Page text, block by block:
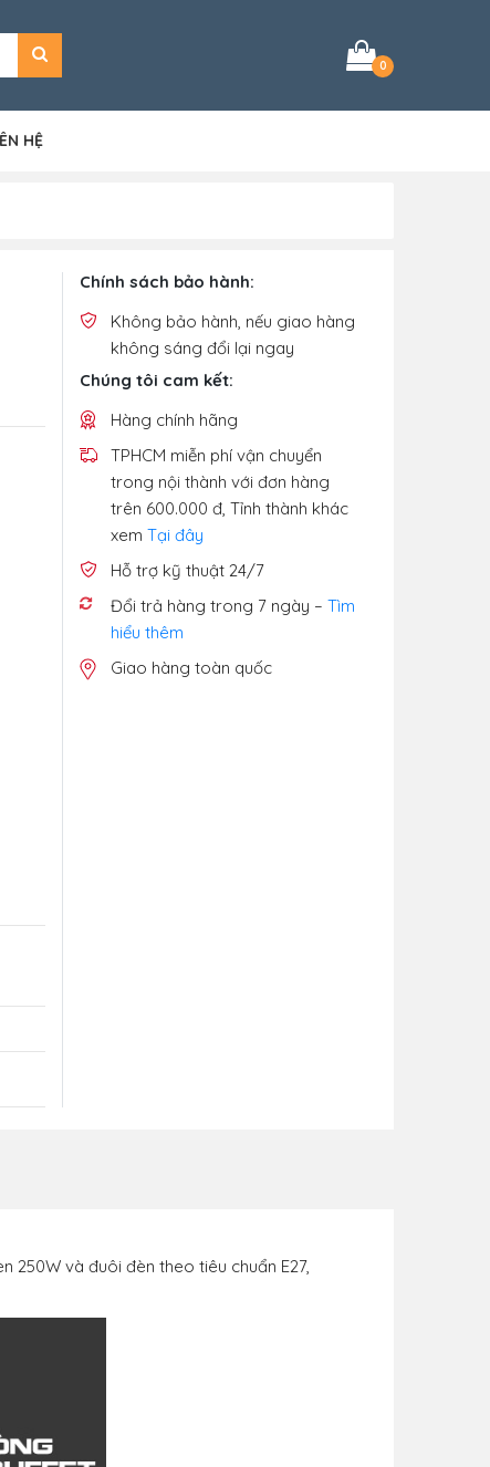
0
HỆ
Chính sách bảo hành:
Không bảo hành, nếu giao hàng
không sáng đổi lại ngay
Chúng tôi cam kết:
Hàng chính hãng
TPHCM miễn phí vận chuyển
trong nội thành với đơn hàng
trên 600.000 đ, Tỉnh thành khác
xem Tại đây
Hỗ trợ kỹ thuật 24/7
Đổi trả hàng trong 7 ngày – Tìm
hiểu thêm
Giao hàng toàn quốc
250W và đuôi đèn theo tiêu chuẩn E27,